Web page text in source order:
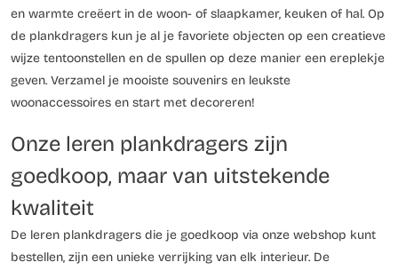
en warmte creëert in de woon- of slaapkamer, keuken of hal. Op
de plankdragers kun je al je favoriete objecten op een creatieve
wijze tentoonstellen en de spullen op deze manier een ereplekje
geven. Verzamel je mooiste souvenirs en leukste
woonaccessoires en start met decoreren!
Onze leren plankdragers zijn
goedkoop, maar van uitstekende
kwaliteit
De leren plankdragers die je goedkoop via onze webshop kunt
bestellen, zijn een unieke verrijking van elk interieur. De